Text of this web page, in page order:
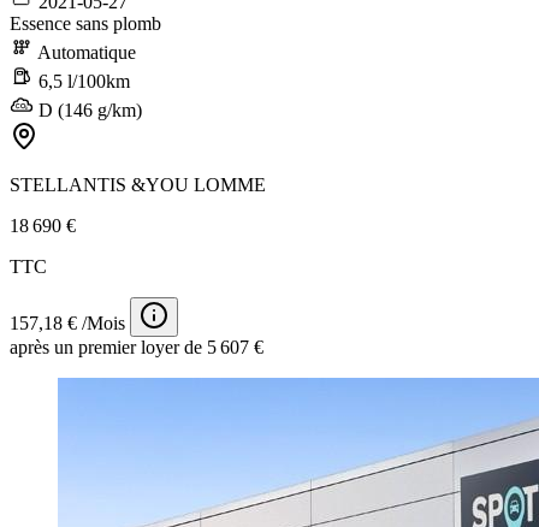
Essence sans plomb
Automatique
6,5 l/100km
D (146 g/km)
STELLANTIS &YOU LOMME
18 690 €
TTC
157,18 € /Mois
après un premier loyer de 5 607 €